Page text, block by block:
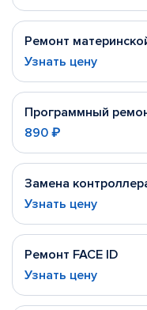
Ремонт
Узнать цену
Программный
890 ₽
Замена
Узнать цену
Ремонт FACE ID
Узнать цену